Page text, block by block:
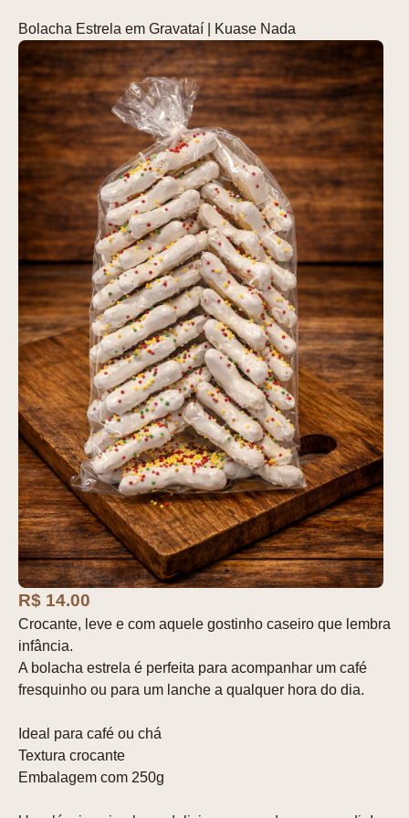
Bolacha Estrela em Gravataí | Kuase Nada
R$ 14.00
Crocante, leve e com aquele gostinho caseiro que lembra
infância.
A bolacha estrela é perfeita para acompanhar um café
fresquinho ou para um lanche a qualquer hora do dia.
Ideal para café ou chá
Textura crocante
Embalagem com 250g